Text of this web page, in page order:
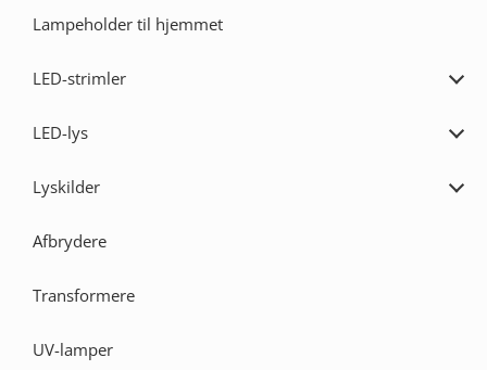
Lampeholder til hjemmet
LED-strimler
LED-lys
Lyskilder
Afbrydere
Transformere
UV-lamper